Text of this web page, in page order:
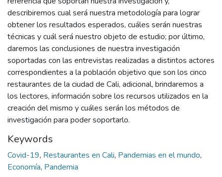
describiremos cual será nuestra metodología para lograr
obtener los resultados esperados, cuáles serán nuestras
técnicas y cuál será nuestro objeto de estudio; por último,
daremos las conclusiones de nuestra investigación
soportadas con las entrevistas realizadas a distintos actores
correspondientes a la población objetivo que son los cinco
restaurantes de la ciudad de Cali, adicional, brindaremos a
los lectores, información sobre los recursos utilizados en la
creación del mismo y cuáles serán los métodos de
investigación para poder soportarlo.
Keywords
Covid-19, Restaurantes en Cali, Pandemias en el mundo,
Economía, Pandemia